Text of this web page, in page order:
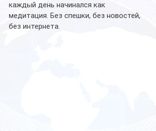
каждый день начинался как
медитация. Без спешки, без новостей,
без интернета.